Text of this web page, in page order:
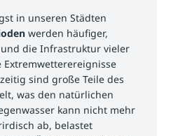
in unseren Städten
werden häufiger,
die Infrastruktur vieler
sind große Teile des
was den natürlichen
kann nicht mehr
ab, belastet